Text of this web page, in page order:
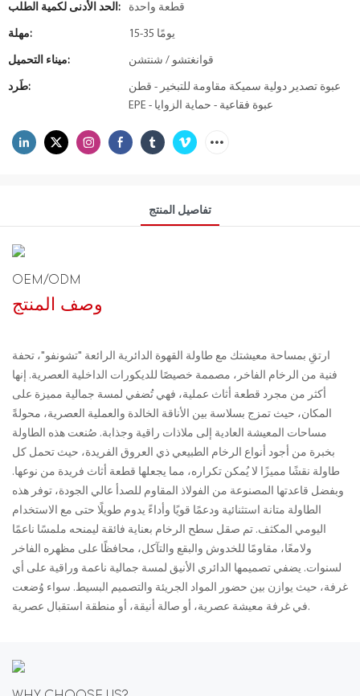
الحد الأدنى لكمية الطلب: قطعة واحدة
مهلة: 15-35 يومًا
ميناء التحميل: قوانغتشو / شنتشن
طَرد:
عبوة تصدير دولية سميكة مقاومة للتبخير - قطن
EPE - عبوة فقاعية - حماية الزوايا
تفاصيل المنتج
OEM/ODM
وصف المنتج
ارتقِ بمساحة معيشتك مع طاولة القهوة الدائرية الرائعة "تشونفو"، تحفة
فنية من الرخام الفاخر، مصممة خصيصًا للديكورات الداخلية العصرية. إنها
أكثر من مجرد قطعة أثاث عملية، فهي تُضفي لمسة جمالية مميزة على
المكان، حيث تمزج بسلاسة بين الأناقة الخالدة والعملية العصرية، محولةً
مساحات المعيشة العادية إلى ملاذات راقية وجذابة. صُنعت هذه الطاولة
بخبرة من أجود أنواع الرخام الطبيعي ذي العروق الفريدة، حيث تحمل كل
طاولة نقشًا مميزًا لا يُمكن تكراره، مما يجعلها قطعة أثاث فريدة من نوعها.
وبفضل قاعدتها المصنوعة من الفولاذ المقاوم للصدأ عالي الجودة، توفر هذه
الطاولة متانة استثنائية ودعمًا قويًا وأداءً يدوم طويلًا حتى مع الاستخدام
اليومي المكثف. تم صقل سطح الرخام بعناية فائقة ليمنحه ملمسًا ناعمًا
ولامعًا، مقاومًا للخدوش والبقع والتآكل، محافظًا على مظهره الفاخر
لسنوات. يضفي تصميمها الدائري الأنيق لمسة جمالية ناعمة وراقية على أي
غرفة، حيث يوازن بين حضور المواد الجريئة والتصميم البسيط. سواء وُضعت
في غرفة معيشة عصرية، أو صالة أنيقة، أو منطقة استقبال عصرية.